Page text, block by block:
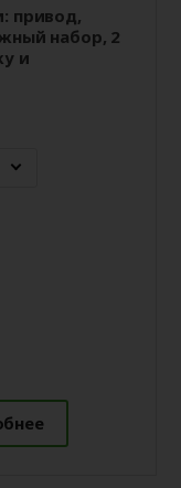
привод,
набор, 2
и